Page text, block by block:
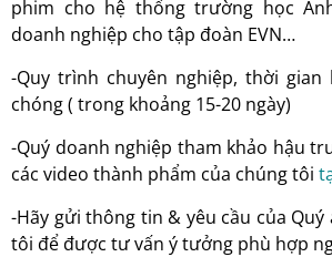
phim cho hệ thống trường học
doanh nghiệp cho tập đoàn EVN…
-Quy trình chuyên nghiệp, thời gian
chóng ( trong khoảng 15-20 ngày)
-Quý doanh nghiệp tham khảo hậu
các video thành phẩm của chúng tôi
-Hãy gửi thông tin & yêu cầu của
tôi để được tư vấn ý tưởng phù hợp